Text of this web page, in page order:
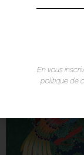
En vous
politique de